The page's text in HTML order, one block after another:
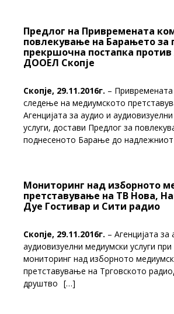
Предлог на Привремената
повлекување на Барањето за
прекршочна постапка
ДООЕЛ Скопје
Скопје, 29.11.2016г. – Привремената
следење на медиумското
Агенцијата за аудио и
услуги, достави Предлог за
поднесеното Барање до надлежниот
Мониторинг над изборното
претставување на ТВ Нова,
Дуе Гостивар и Сити радио
Скопје, 29.11.2016г. – Агенцијата за
аудиовизуелни медиумски услуги
мониторинг над изборното
претставување на Трговското
друштво […]